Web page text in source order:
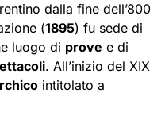
dalla fine dell’800
(1895) fu sede di
luogo di prove e di
. All’inizio del XIX
intitolato a